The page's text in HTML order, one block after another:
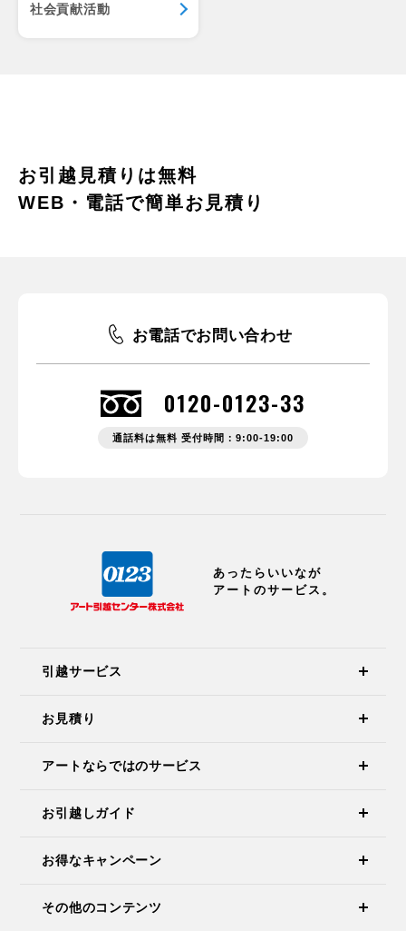
社会貢献活動
お引越見積りは無料
WEB・電話で簡単お見積り
お電話でお問い合わせ
0120-0123-33
通話料は無料 受付時間：9:00-19:00
あったらいいなが
アートのサービス。
引越サービス
お見積り
アートならではのサービス
お引越しガイド
お得なキャンペーン
その他のコンテンツ